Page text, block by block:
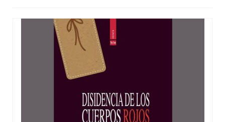
Contáctanos
Entreletras